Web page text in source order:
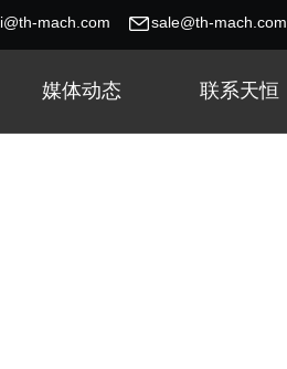
mach.com sale@th-mach.com
媒体动态 联系天恒